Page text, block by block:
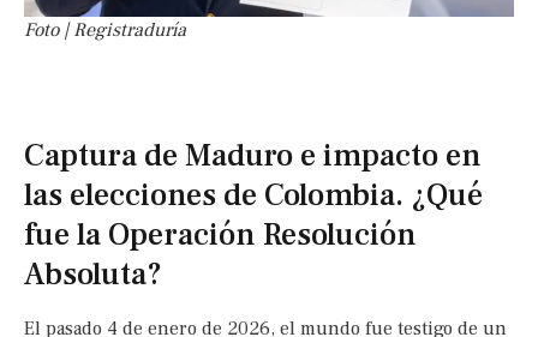
Foto | Registraduría
Captura de Maduro e impacto en
las elecciones de Colombia. ¿Qué
fue la Operación Resolución
Absoluta?
El pasado 4 de enero de 2026, el mundo fue testigo de un